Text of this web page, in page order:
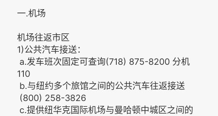
一.机场
机场往返市区
1)公共汽车接送：
a.发车班次固定可查询(718) 875-8200 分机
110
b.与纽约多个旅馆之间的公共汽车往返接送
(800) 258-3826
c.提供纽华克国际机场与曼哈顿中城区之间的